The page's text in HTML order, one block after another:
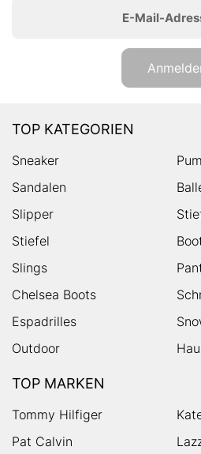
E-Mail-
TOP KATEGORIEN
Sneaker
Sandalen
Slipper
Stiefel
Slings
Chelsea Boots
Espadrilles
Outdoor
TOP MARKEN
Tommy Hilfiger
Pat Calvin